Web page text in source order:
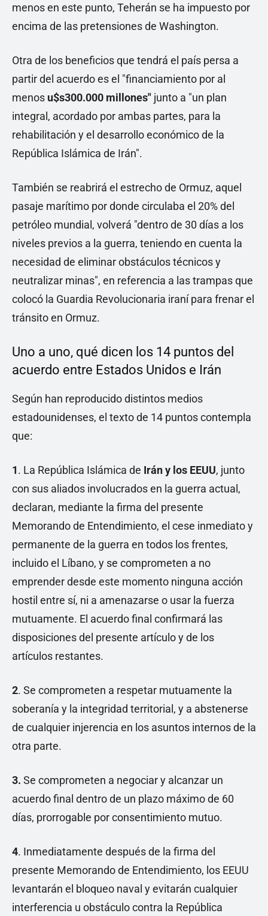
menos en este punto, Teherán se ha impuesto por
encima de las pretensiones de Washington.
Otra de los beneficios que tendrá el país persa a
partir del acuerdo es el "financiamiento por al
menos u$s300.000 millones" junto a "un plan
integral, acordado por ambas partes, para la
rehabilitación y el desarrollo económico de la
República Islámica de Irán".
También se reabrirá el estrecho de Ormuz, aquel
pasaje marítimo por donde circulaba el 20% del
petróleo mundial, volverá "dentro de 30 días a los
niveles previos a la guerra, teniendo en cuenta la
necesidad de eliminar obstáculos técnicos y
neutralizar minas", en referencia a las trampas que
colocó la Guardia Revolucionaria iraní para frenar el
tránsito en Ormuz.
Uno a uno, qué dicen los 14 puntos del
acuerdo entre Estados Unidos e Irán
Según han reproducido distintos medios
estadounidenses, el texto de 14 puntos contempla
que:
1. La República Islámica de Irán y los EEUU, junto
con sus aliados involucrados en la guerra actual,
declaran, mediante la firma del presente
Memorando de Entendimiento, el cese inmediato y
permanente de la guerra en todos los frentes,
incluido el Líbano, y se comprometen a no
emprender desde este momento ninguna acción
hostil entre sí, ni a amenazarse o usar la fuerza
mutuamente. El acuerdo final confirmará las
disposiciones del presente artículo y de los
artículos restantes.
2. Se comprometen a respetar mutuamente la
soberanía y la integridad territorial, y a abstenerse
de cualquier injerencia en los asuntos internos de la
otra parte.
3. Se comprometen a negociar y alcanzar un
acuerdo final dentro de un plazo máximo de 60
días, prorrogable por consentimiento mutuo.
4. Inmediatamente después de la firma del
presente Memorando de Entendimiento, los EEUU
levantarán el bloqueo naval y evitarán cualquier
interferencia u obstáculo contra la República